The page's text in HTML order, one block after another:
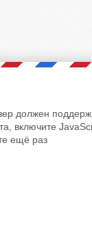
должен
включите
ещё раз